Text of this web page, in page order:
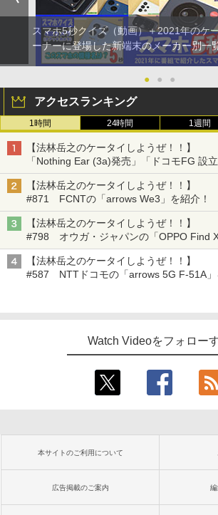
スマホ5秒クイズ（動画）＋2021年のケ
ーナーに登場した新端末のメーカー別一
● ● ●
アクセスランキング
1時間 24時間 1週間
【法林岳之のケータイしようぜ！！】
「Nothing Ear (3a)発売」「ドコモFG 設立
【法林岳之のケータイしようぜ！！】
#871 FCNTの「arrows We3」を紹介！
【法林岳之のケータイしようぜ！！】
#798 オウガ・ジャパンの「OPPO Find
【法林岳之のケータイしようぜ！！】
#587 NTTドコモの「arrows 5G F-51A」
Watch Videoをフォロー
本サイトのご利用について
広告掲載のご案内